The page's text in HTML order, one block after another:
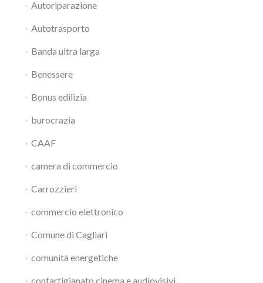
Autoriparazione
Autotrasporto
Banda ultra larga
Benessere
Bonus edilizia
burocrazia
CAAF
camera di commercio
Carrozzieri
commercio elettronico
Comune di Cagliari
comunità energetiche
confartigianato cinema e audiovisivi